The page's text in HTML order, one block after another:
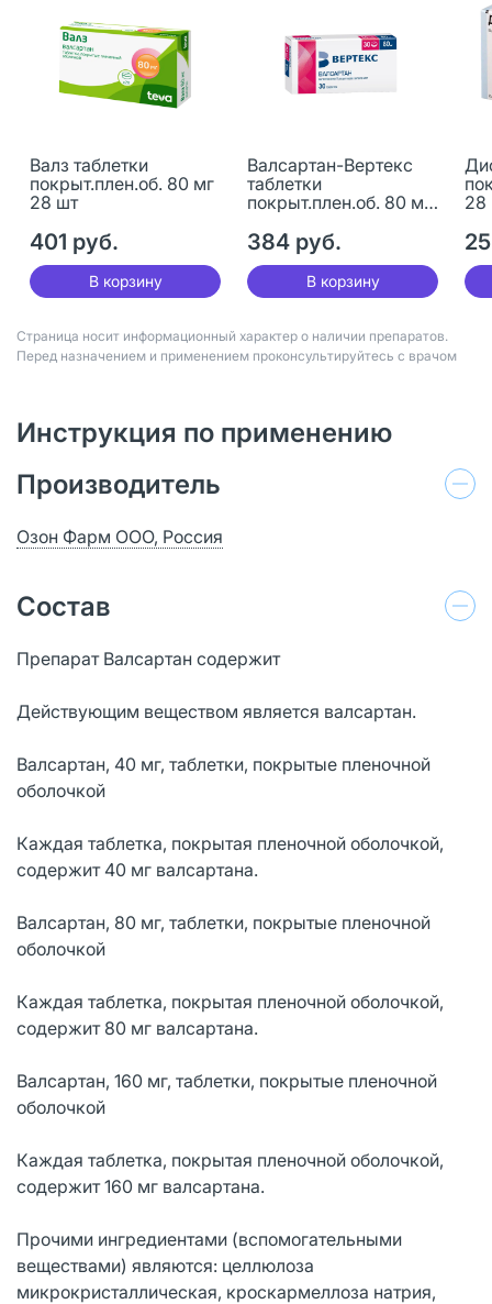
Валз таблетки
покрыт.плен.об. 80 мг
28 шт
401 руб.
В корзину
Валсартан-Вертекс
таблетки
покрыт.плен.об. 80 мг
384 руб.
В корзину
28
Страница носит информационный характер о наличии препаратов.
Перед назначением и применением проконсультируйтесь с врачом
Инструкция по применению
Производитель
Озон Фарм ООО, Россия
Состав
Препарат Валсартан содержит
Действующим веществом является валсартан.
Валсартан, 40 мг, таблетки, покрытые пленочной
оболочкой
Каждая таблетка, покрытая пленочной оболочкой,
содержит 40 мг валсартана.
Валсартан, 80 мг, таблетки, покрытые пленочной
оболочкой
Каждая таблетка, покрытая пленочной оболочкой,
содержит 80 мг валсартана.
Валсартан, 160 мг, таблетки, покрытые пленочной
оболочкой
Каждая таблетка, покрытая пленочной оболочкой,
содержит 160 мг валсартана.
Прочими ингредиентами (вспомогательными
веществами) являются: целлюлоза
микрокристаллическая, кроскармеллоза натрия,